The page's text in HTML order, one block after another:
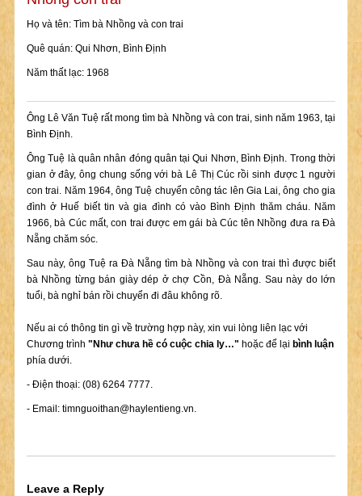
Họ và tên: Tìm bà Nhồng và con trai
Quê quán: Qui Nhơn, Bình Định
Năm thất lạc: 1968
Ông Lê Văn Tuệ rất mong tìm bà Nhồng và con trai, sinh năm 1963, tại
Bình Định.
Ông Tuệ là quân nhân đóng quân tại Qui Nhơn, Bình Định. Trong thời
gian ở đây, ông chung sống với bà Lê Thị Cúc rồi sinh được 1 người
con trai. Năm 1964, ông Tuệ chuyển công tác lên Gia Lai, ông cho gia
đình ở Huế biết tin và gia đình có vào Bình Định thăm cháu. Năm
1966, bà Cúc mất, con trai được em gái bà Cúc tên Nhồng đưa ra Đà
Nẵng chăm sóc.
Sau này, ông Tuệ ra Đà Nẵng tìm bà Nhồng và con trai thì được biết
bà Nhồng từng bán giày dép ở chợ Cồn, Đà Nẵng. Sau này do lớn
tuổi, bà nghỉ bán rồi chuyển đi đâu không rõ.
Nếu ai có thông tin gì về trường hợp này, xin vui lòng liên lạc với
Chương trình "Như chưa hề có cuộc chia ly…" hoặc để lại bình luận
phía dưới.
- Điện thoại: (08) 6264 7777.
- Email: timnguoithan@haylentieng.vn.
Leave a Reply